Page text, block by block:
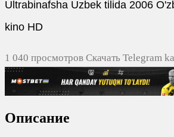
Ultrabinafsha Uzbek tilida 2006
kino HD
1 040 просмотров Скачать Telegram
yuklash
Описание